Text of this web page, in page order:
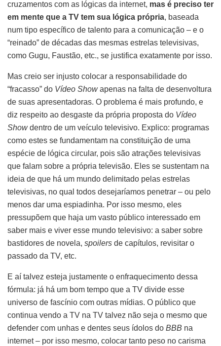
cruzamentos com as lógicas da internet, mas é preciso ter
em mente que a TV tem sua lógica própria, baseada
num tipo específico de talento para a comunicação – e o
“reinado” de décadas das mesmas estrelas televisivas,
como Gugu, Faustão, etc., se justifica exatamente por isso.
Mas creio ser injusto colocar a responsabilidade do
“fracasso” do Vídeo Showapenas na falta de desenvoltura
de suas apresentadoras. O problema é mais profundo, e
diz respeito ao desgaste da própria proposta do Vídeo
Showdentro de um veículo televisivo. Explico: programas
como estes se fundamentam na constituição de uma
espécie de lógica circular, pois são atrações televisivas
que falam sobre a própria televisão. Eles se sustentam na
ideia de que há um mundo delimitado pelas estrelas
televisivas, no qual todos desejaríamos penetrar – ou pelo
menos dar uma espiadinha. Por isso mesmo, eles
pressupõem que haja um vasto público interessado em
saber mais e viver esse mundo televisivo: a saber sobre
bastidores de novela, spoilers de capítulos, revisitar o
passado da TV, etc.
E aí talvez esteja justamente o enfraquecimento dessa
fórmula: já há um bom tempo que a TV divide esse
universo de fascínio com outras mídias. O público que
continua vendo a TV na TV talvez não seja o mesmo que
defender com unhas e dentes seus ídolos do BBB na
internet – por isso mesmo, colocar tanto peso no carisma